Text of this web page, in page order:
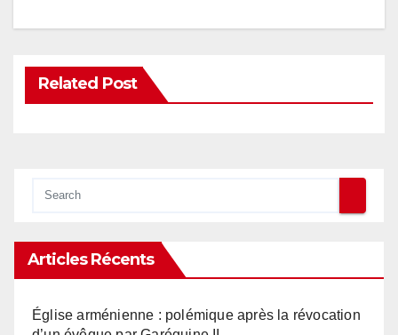
Related Post
Articles Récents
Église arménienne : polémique après la révocation